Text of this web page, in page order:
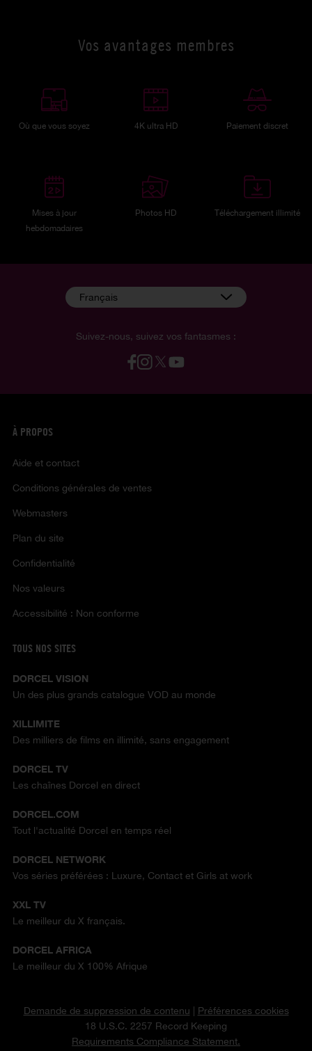
Vos avantages membres
Où que vous soyez 4K ultra HD Paiement discret
Mises à jour
hebdomadaires
Photos HD Téléchargement illimité
Suivez-nous, suivez vos fantasmes :
Français
À PROPOS
Aide et contact
Conditions générales de ventes
Webmasters
Plan du site
Confidentialité
Nos valeurs
Accessibilité : Non conforme
TOUS NOS SITES
DORCEL VISION
Un des plus grands catalogue VOD au monde
XILLIMITE
Des milliers de films en illimité, sans engagement
DORCEL TV
Les chaînes Dorcel en direct
DORCEL.COM
Tout l'actualité Dorcel en temps réel
DORCEL NETWORK
Vos séries préférées : Luxure, Contact et Girls at work
XXL TV
Le meilleur du X français.
DORCEL AFRICA
Le meilleur du X 100% Afrique
Demande de suppression de contenu
Préférences cookies
18 U.S.C. 2257 Record Keeping
Requirements Compliance Statement.